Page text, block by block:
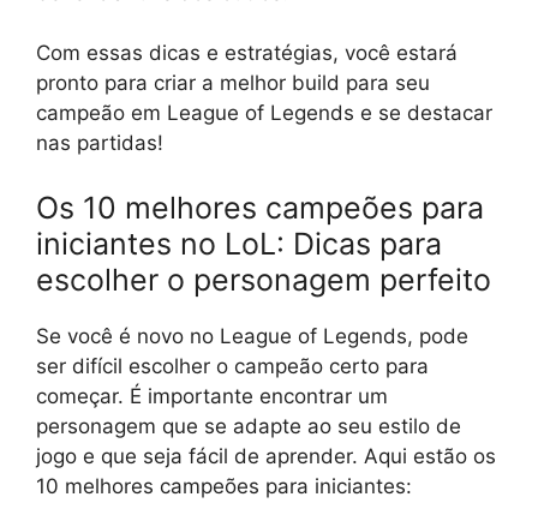
Com essas dicas e estratégias, você estará
pronto para criar a melhor build para seu
campeão em League of Legends e se destacar
nas partidas!
Os 10 melhores campeões para
iniciantes no LoL: Dicas para
escolher o personagem perfeito
Se você é novo no League of Legends, pode
ser difícil escolher o campeão certo para
começar. É importante encontrar um
personagem que se adapte ao seu estilo de
jogo e que seja fácil de aprender. Aqui estão os
10 melhores campeões para iniciantes: